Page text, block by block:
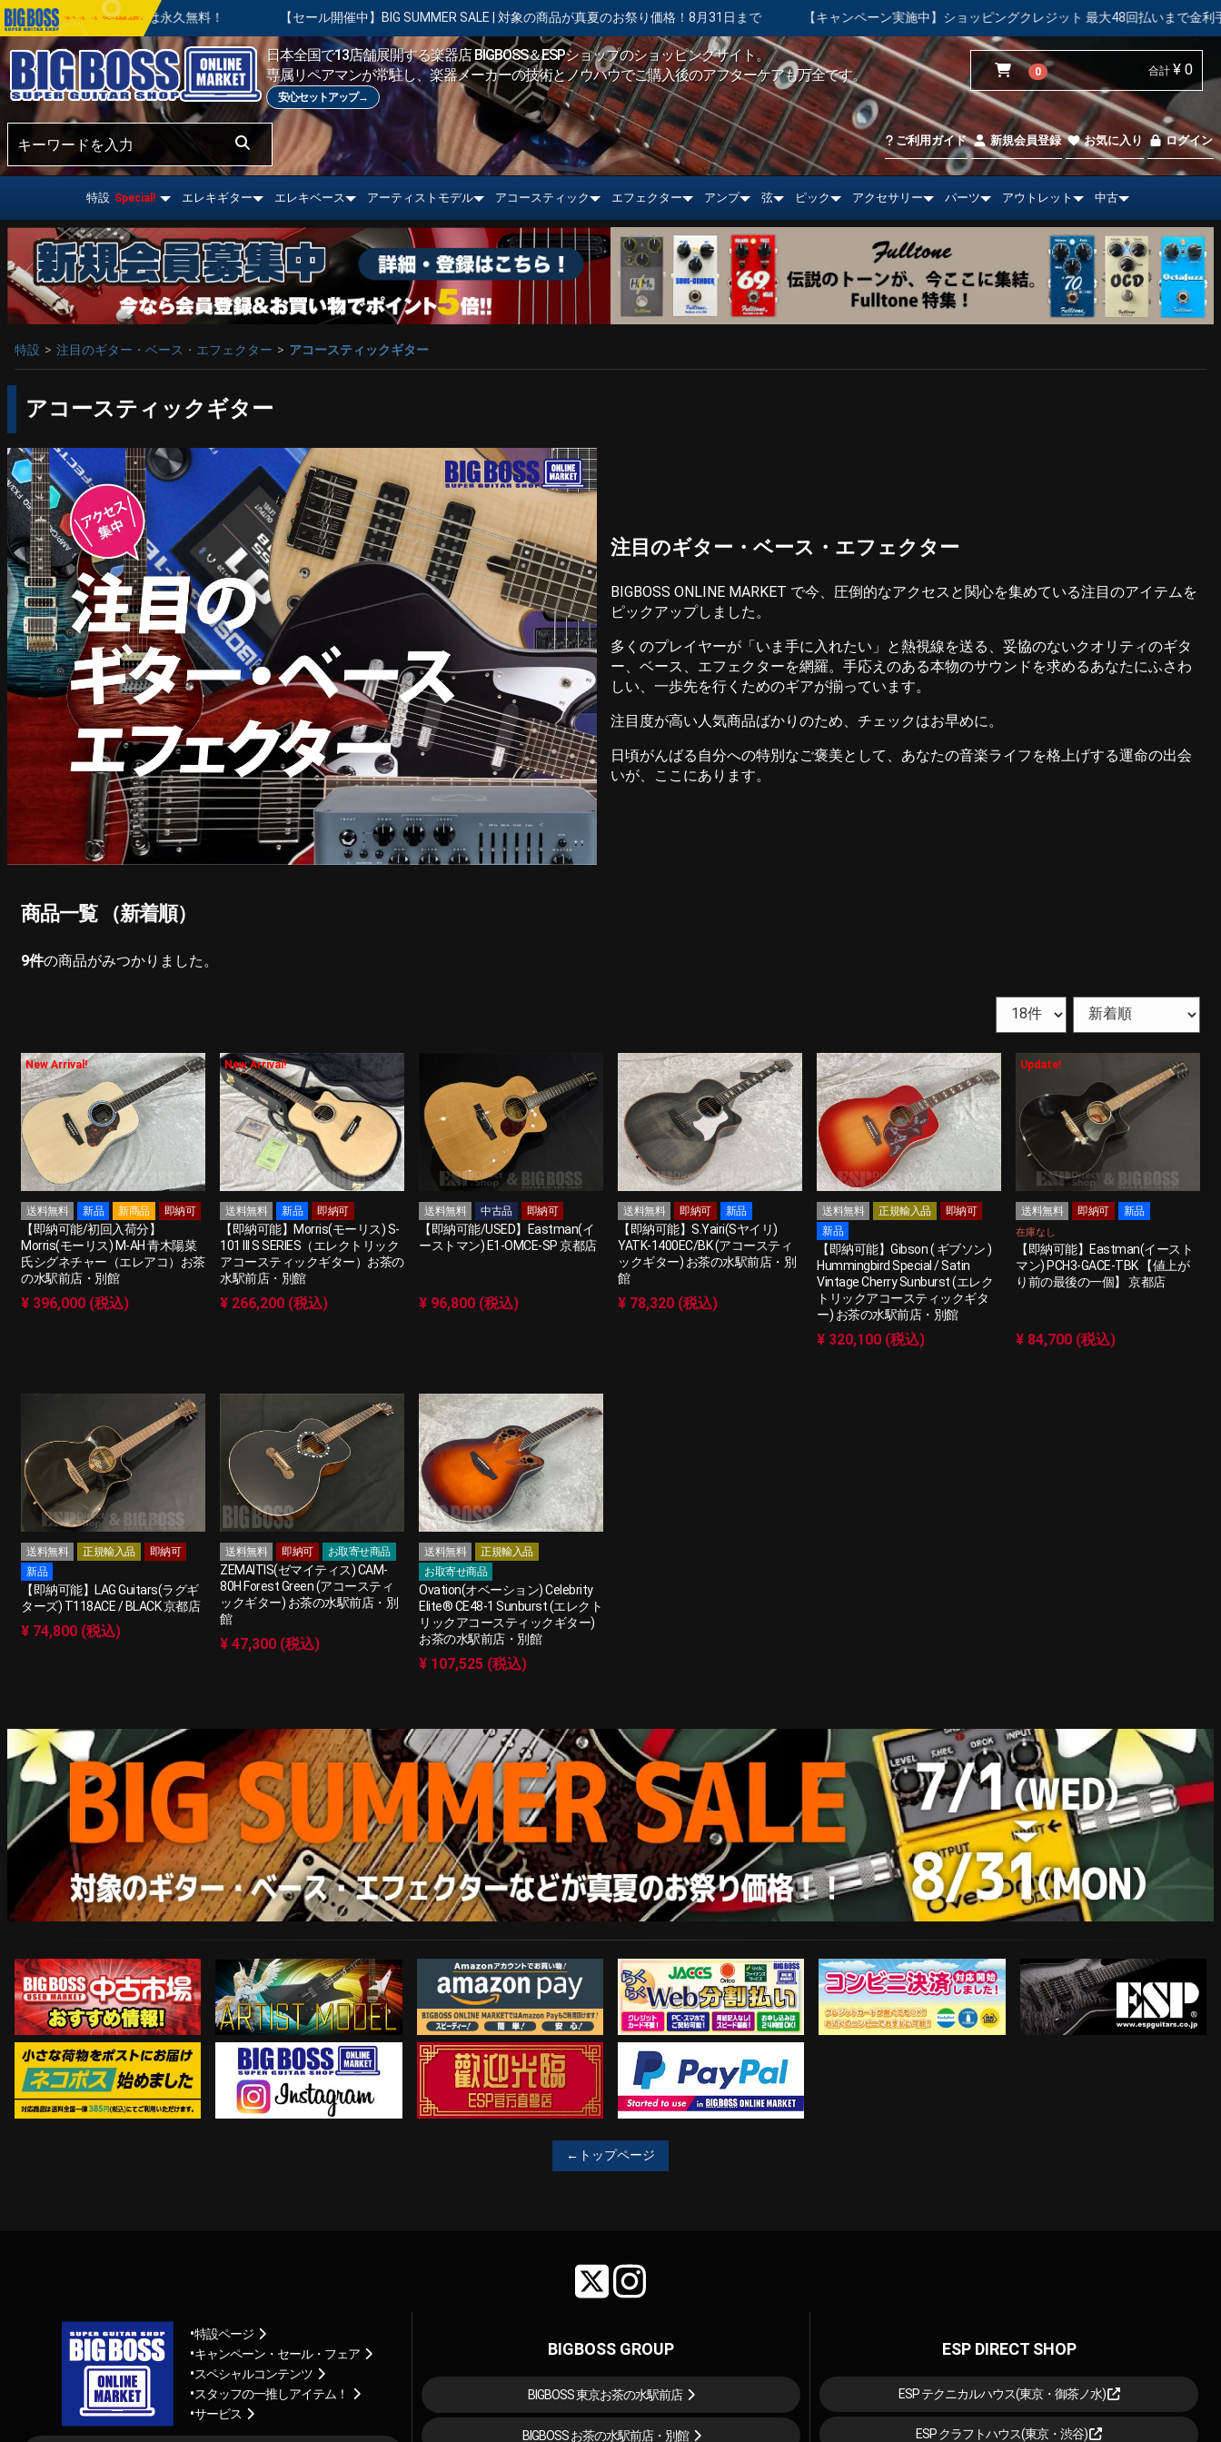
は永久無料！ 【セール開催中】BIG SUMMER SALE | 対象の商品が真夏のお祭り価格！8月31日まで 【キャンペーン実施中】ショッピングクレジット 最大48回払いまで金利手数料無料！ 【
おすすめ情報!
日本全国で13店舗展開する楽器店 BIGBOSS＆ESPショップのショッピングサイト。
専属リペアマンが常駐し、楽器メーカーの技術とノウハウでご購入後のアフターケアも万全です。
安心セットアップ→
0 合計 ¥ 0
ご利用ガイド 新規会員登録 お気に入り ログイン
特設 Special! エレキギター エレキベース アーティストモデル アコースティック エフェクター アンプ 弦 ピック アクセサリー パーツ アウトレット 中古
特設 注目のギター・ベース・エフェクター アコースティックギター
アコースティックギター
注目のギター・ベース・エフェクター
BIGBOSS ONLINE MARKET で今、圧倒的なアクセスと関心を集めている注目のアイテムを
ピックアップしました。
多くのプレイヤーが「いま手に入れたい」と熱視線を送る、妥協のないクオリティのギタ
ー、ベース、エフェクターを網羅。手応えのある本物のサウンドを求めるあなたにふさわ
しい、一歩先を行くためのギアが揃っています。
注目度が高い人気商品ばかりのため、チェックはお早めに。
日頃がんばる自分への特別なご褒美として、あなたの音楽ライフを格上げする運命の出会
いが、ここにあります。
商品一覧 （新着順）
9件の商品がみつかりました。
New Arrival!
送料無料 新品 新商品 即納可
【即納可能/初回入荷分】
Morris(モーリス) M-AH 青木陽菜
氏シグネチャー（エレアコ）お茶
の水駅前店・別館
¥ 396,000 (税込)
New Arrival!
送料無料 新品 即納可
【即納可能】Morris(モーリス) S-
101 III S SERIES（エレクトリック
アコースティックギター）お茶の
水駅前店・別館
¥ 266,200 (税込)
送料無料 中古品 即納可
【即納可能/USED】Eastman(イ
ーストマン) E1-OMCE-SP 京都店
¥ 96,800 (税込)
送料無料 即納可 新品
【即納可能】S.Yairi(Sヤイリ)
YATK-1400EC/BK (アコースティ
ックギター) お茶の水駅前店・別
館
¥ 78,320 (税込)
送料無料 正規輸入品
即納可
新品
【即納可能】Gibson ( ギブソン )
Hummingbird Special / Satin
Vintage Cherry Sunburst (エレク
トリックアコースティックギタ
ー) お茶の水駅前店・別館
¥ 320,100 (税込)
Update!
送料無料 即納可 新品
在庫なし
【即納可能】Eastman(イースト
マン) PCH3-GACE-TBK 【値上が
り前の最後の一個】 京都店
¥ 84,700 (税込)
送料無料 正規輸入品
即納可
新品
【即納可能】LAG Guitars(ラグギ
ターズ) T118ACE / BLACK 京都店
¥ 74,800 (税込)
送料無料 即納可 お取寄せ商品
ZEMAITIS(ゼマイティス) CAM-
80H Forest Green (アコースティ
ックギター) お茶の水駅前店・別
館
¥ 47,300 (税込)
送料無料
正規輸入品
お取寄せ商品
Ovation(オベーション) Celebrity
Elite® CE48-1 Sunburst (エレクト
リックアコースティックギター)
お茶の水駅前店・別館
¥ 107,525 (税込)
中古市場おすすめ情報!! ARTIST MODEL Amazon Pay らくらくWeb分割払い コンビニ決済対応開始！ ESP Guitars
ネコポス対象商品はコチラ Instagram 歓迎工臨 PayPal決済がご利用可能！
←トップページ
特設ページ
キャンペーン・セール・フェア
スペシャルコンテンツ
スタッフの一推しアイテム！
サービス
BIGBOSS GROUP
BIGBOSS 東京お茶の水駅前店
BIGBOSS お茶の水駅前店・別館
ESP DIRECT SHOP
ESP テクニカルハウス(東京・御茶ノ水)
ESP クラフトハウス(東京・渋谷)